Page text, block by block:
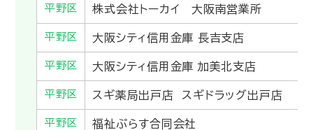
平野区 株式会社トーカイ 大阪南営業所
平野区 大阪シティ信用金庫 長吉支店
平野区 大阪シティ信用金庫 加美北支店
平野区 スギ薬局出戸店 スギドラッグ出戸店
平野区 福祉ぷらす合同会社